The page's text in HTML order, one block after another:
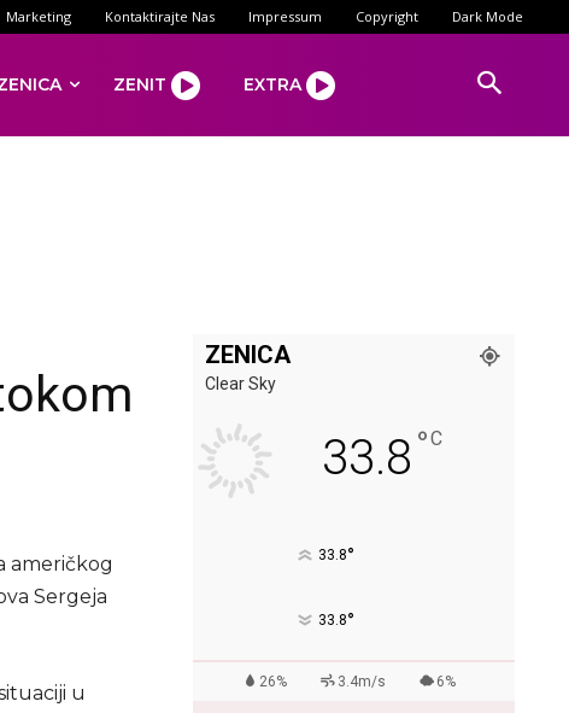
Marketing Kontaktirajte Nas Impressum Copyright Dark Mode
ZENIT EXTRA
američkog
Sergeja
u
ZENICA
Clear Sky
33.8 °C
33.8°
33.8°
26% 3.4m/s 6%